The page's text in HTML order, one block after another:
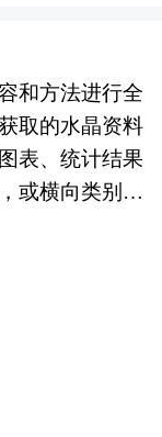
报纸杂志的基
据，客观、多
研究。报告在
结合新时期的
势给予了细致
图表丰富，既
碳中和相关企
准确及时的针
披露要求较为
更加规范。
企业快速健
业。 我国企
、美国纳斯达
创业板上市条
们就国内钓
题和具体操作
特定问题给出
上市的企业具
和方法进行全
取的水晶资料
表、统计结果
或横向类别分
水晶报告绝对
推断、引用均
研究报告的文
白如话，又把
。水晶研究报
现状，行业经
争格局，重点